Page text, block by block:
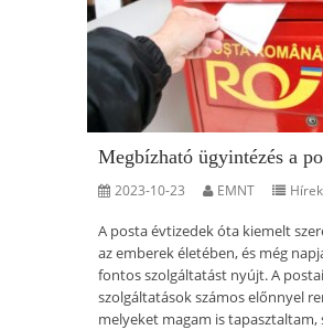
Megbízható ügyintézés a
2023-10-23 EMNT Hírek
A posta évtizedek óta kiemelt
az emberek életében, és még
fontos szolgáltatást nyújt. A postai
szolgáltatások számos előnnyel
melyeket magam is tapasztaltam,